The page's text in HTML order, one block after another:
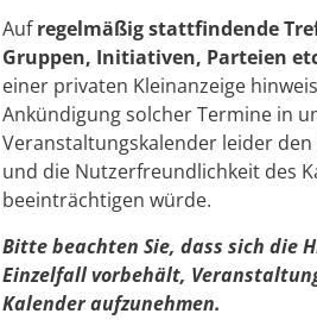
Aufregelmäßig stattfindende
Gruppen, Initiativen, Parteien
einer privaten Kleinanzeige
Ankündigung solcher Termine in
Veranstaltungskalender leider
und die Nutzerfreundlichkeit des
beeinträchtigen würde.
Bitte beachten Sie, dass sich die
Einzelfall vorbehält,
Kalender aufzunehmen.